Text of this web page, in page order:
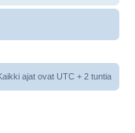
ajat ovat UTC + 2 tuntia